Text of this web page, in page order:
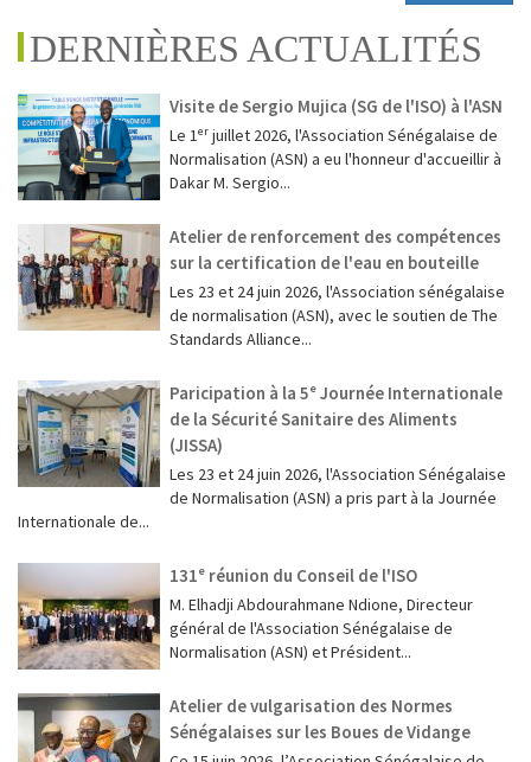
DERNIÈRES ACTUALITÉS
Visite de Sergio Mujica (SG de l'ISO) à l'ASN
Le 1ᵉʳ juillet 2026, l'Association Sénégalaise de
Normalisation (ASN) a eu l'honneur d'accueillir à
Dakar M. Sergio...
Atelier de renforcement des compétences
sur la certification de l'eau en bouteille
Les 23 et 24 juin 2026, l'Association sénégalaise
de normalisation (ASN), avec le soutien de The
Standards Alliance...
Paricipation à la 5ᵉ Journée Internationale
de la Sécurité Sanitaire des Aliments
(JISSA)
‎Les 23 et 24 juin 2026, l'Association Sénégalaise
de Normalisation (ASN) a pris part à la Journée
Internationale de...
131ᵉ réunion du Conseil de l'ISO
M. Elhadji Abdourahmane Ndione, Directeur
général de l'Association Sénégalaise de
Normalisation (ASN) et Président...
Atelier de vulgarisation des Normes
Sénégalaises sur les Boues de Vidange